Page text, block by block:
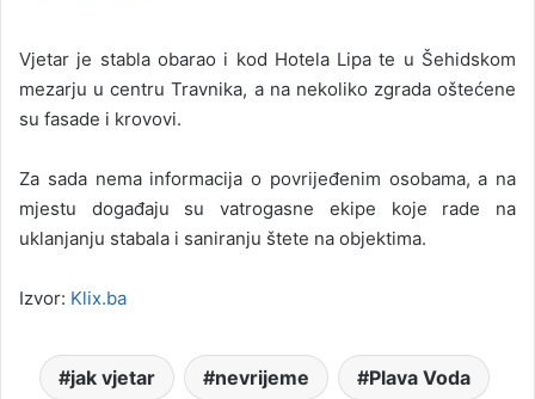
Vjetar je stabla obarao i kod Hotela Lipa te u Šehidskom
mezarju u centru Travnika, a na nekoliko zgrada oštećene
su fasade i krovovi.
Za sada nema informacija o povrijeđenim osobama, a na
mjestu događaju su vatrogasne ekipe koje rade na
uklanjanju stabala i saniranju štete na objektima.
Izvor: Klix.ba
jak vjetar nevrijeme Plava Voda